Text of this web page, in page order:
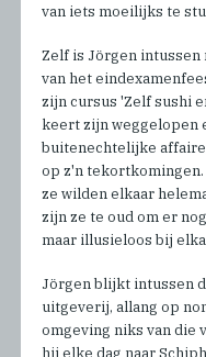
van iets moeilijks te
Zelf is Jörgen intussen
van het
zijn cursus 'Zelf sushi
keert zijn weggelopen
buitenechtelijke
op z'n
ze wilden elkaar
zijn ze te oud om er
maar illusieloos bij
Jörgen blijkt intussen
uitgeverij, allang op
omgeving niks van die